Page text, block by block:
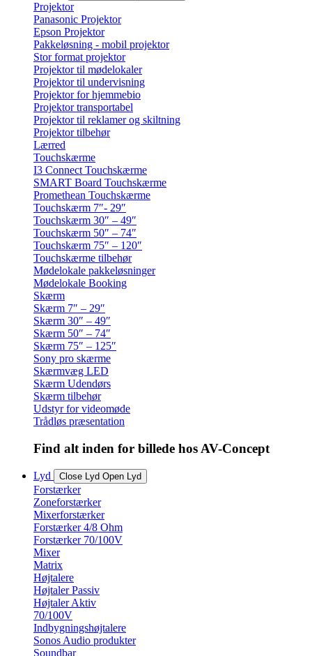
Projektor
Panasonic Projektor
Epson Projektor
Pakkeløsning - mobil projektor
Stor format projektor
Projektor til mødelokaler
Projektor til undervisning
Projektor for hjemmebio
Projektor transportabel
Projektor til reklamer og skiltning
Projektor tilbehør
Lærred
Touchskærme
I3 Connect Touchskærme
SMART Board Touchskærme
Promethean Touchskærme
Touchskærm 7″- 29″
Touchskærm 30″ – 49″
Touchskærm 50″ – 74″
Touchskærm 75″ – 120″
Touchskærme tilbehør
Mødelokale pakkeløsninger
Mødelokale Booking
Skærm
Skærm 7″ – 29″
Skærm 30″ – 49″
Skærm 50″ – 74″
Skærm 75″ – 125″
Sony pro skærme
Skærmvæg LED
Skærm Udendørs
Skærm tilbehør
Udstyr for videomøde
Trådløs præsentation
Find alt inden for billede hos AV-Concept
Lyd Close Lyd Open Lyd
Forstærker
Zoneforstærker
Mixerforstærker
Forstærker 4/8 Ohm
Forstærker 70/100V
Mixer
Matrix
Højtalere
Højtaler Passiv
Højtaler Aktiv
70/100V
Indbygningshøjtalere
Sonos Audio produkter
Soundbar